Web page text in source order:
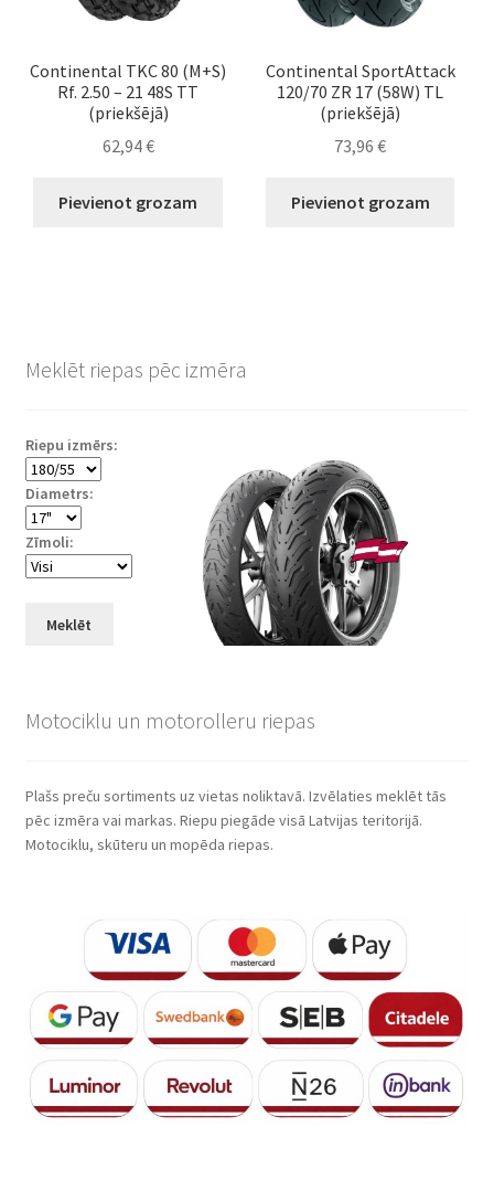
Continental TKC 80 (M+S)
Rf. 2.50 – 21 48S TT
(priekšējā)
62,94€
Pievienot grozam
Continental SportAttack
120/70 ZR 17 (58W) TL
(priekšējā)
73,96€
Pievienot grozam
Meklēt riepas pēc izmēra
Riepu izmērs:
Diametrs:
Zīmoli:
Meklēt
Motociklu un motorolleru riepas
Plašs preču sortiments uz vietas noliktavā. Izvēlaties meklēt tās
pēc izmēra vai markas. Riepu piegāde visā Latvijas teritorijā.
Motociklu, skūteru un mopēda riepas.